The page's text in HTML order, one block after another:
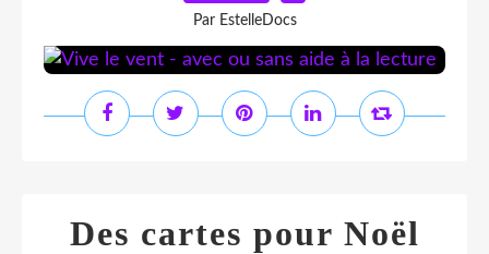
Par EstelleDocs
Des cartes pour Noël